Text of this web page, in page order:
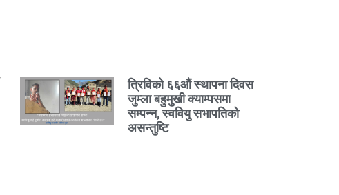
त्रिविको ६६औं स्थापना दिवस
जुम्ला बहुमुखी क्याम्पसमा
सम्पन्न, स्ववियु सभापतिको
असन्तुष्टि